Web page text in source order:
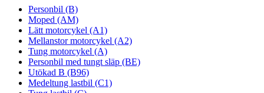
Personbil (B)
Moped (AM)
Lätt motorcykel (A1)
Mellanstor motorcykel (A2)
Tung motorcykel (A)
Personbil med tungt släp (BE)
Utökad B (B96)
Medeltung lastbil (C1)